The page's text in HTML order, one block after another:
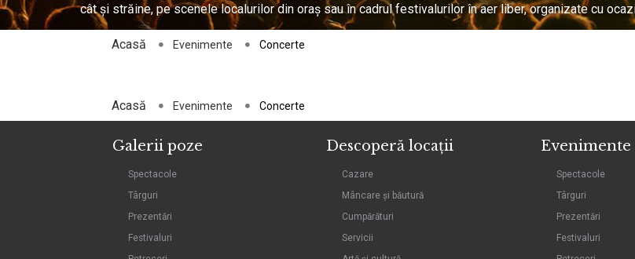
cât şi străine, pe scenele localurilor din oraş sau în cadrul festivalurilor în aer liber, organizate cu
Acasă Evenimente Concerte
Acasă Evenimente Concerte
Galerii poze
Spectacole
Târguri
Prezentări
Festivaluri
Descoperă locații
Cazare
Mâncare și băutură
Cumpărături
Servicii
Evenimente
Spectacole
Târguri
Prezentări
Festivaluri